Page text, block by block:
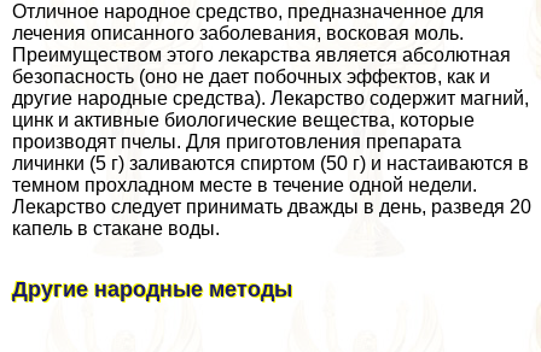
Отличное народное средство, предназначенное для
лечения описанного заболевания, восковая моль.
Преимуществом этого лекарства является абсолютная
безопасность (оно не дает побочных эффектов, как и
другие народные средства). Лекарство содержит магний,
цинк и активные биологические вещества, которые
производят пчелы. Для приготовления препарата
личинки (5 г) заливаются спиртом (50 г) и настаиваются в
темном прохладном месте в течение одной недели.
Лекарство следует принимать дважды в день, разведя 20
капель в стакане воды.
Другие народные методы